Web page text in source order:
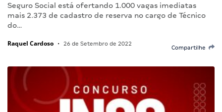
Seguro Social está ofertando 1.000 vagas imediatas
mais 2.373 de cadastro de reserva no cargo de Técnico
do…
Raquel Cardoso • 26 de Setembro de 2022
Compartilhe